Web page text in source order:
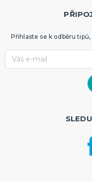
Přihlaste se k odběru